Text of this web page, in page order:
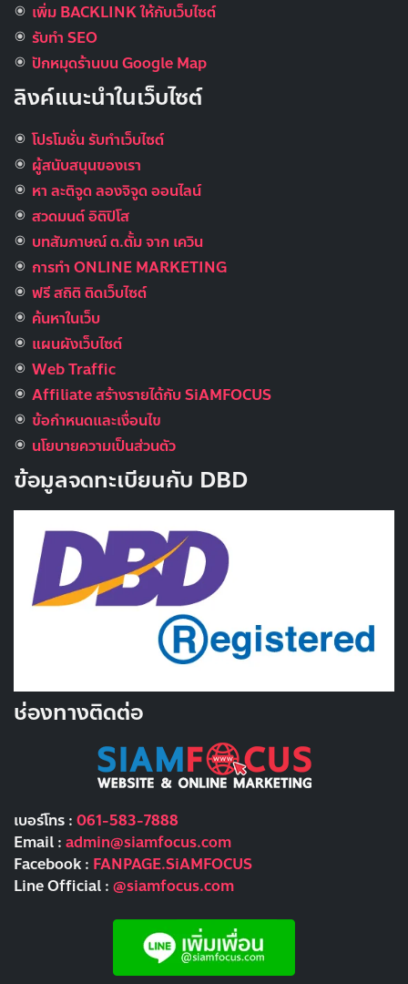
เพิ่ม BACKLINK ให้กับเว็บไซต์
รับทำ SEO
ปักหมุดร้านบน Google Map
ลิงค์แนะนำในเว็บไซต์
โปรโมชั่น รับทำเว็บไซต์
ผู้สนับสนุนของเรา
หา ละติจูด ลองจิจูด ออนไลน์
สวดมนต์ อิติปิโส
บทสัมภาษณ์ ต.ตั้ม จาก เควิน
การทำ ONLINE MARKETING
ฟรี สถิติ ติดเว็บไซต์
ค้นหาในเว็บ
แผนผังเว็บไซต์
Web Traffic
Affiliate สร้างรายได้กับ SiAMFOCUS
ข้อกำหนดและเงื่อนไข
นโยบายความเป็นส่วนตัว
ข้อมูลจดทะเบียนกับ DBD
ช่องทางติดต่อ
เบอร์โทร : 061-583-7888
Email : admin@siamfocus.com
Facebook : FANPAGE.SiAMFOCUS
Line Official : @siamfocus.com